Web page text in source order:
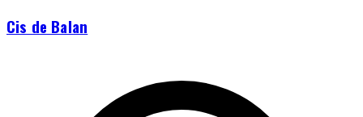
Cis de Balan